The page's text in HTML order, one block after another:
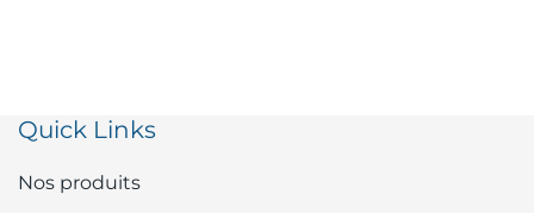
Quick Links
Nos produits